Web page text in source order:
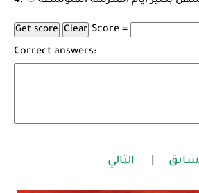
Score =
Correct answers:
التالي